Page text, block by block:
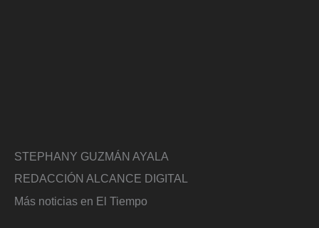
STEPHANY GUZMÁN AYALA
REDACCIÓN ALCANCE DIGITAL
Más noticias en El Tiempo